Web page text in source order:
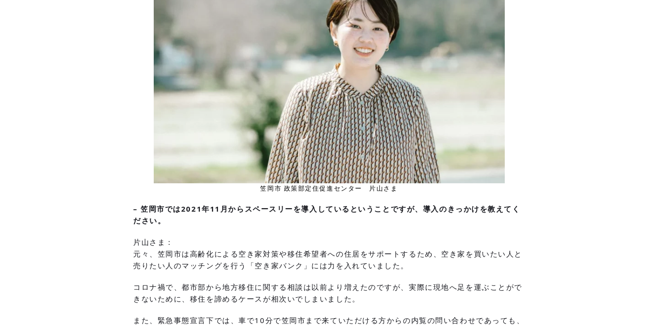
笠岡市 政策部定住促進センター 片山さま
– 笠岡市では2021年11月からスペースリーを導入しているということですが、導入のきっかけを教えてく
ださい。
片山さま：
元々、笠岡市は高齢化による空き家対策や移住希望者への住居をサポートするため、空き家を買いたい人と
売りたい人のマッチングを行う「空き家バンク」には力を入れていました。
コロナ禍で、都市部から地方移住に関する相談は以前より増えたのですが、実際に現地へ足を運ぶことがで
きないために、移住を諦めるケースが相次いでしまいました。
また、緊急事態宣言下では、車で10分で笠岡市まで来ていただける方からの内覧の問い合わせであっても、